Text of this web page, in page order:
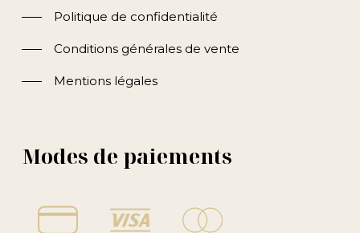
Politique de confidentialité
Conditions générales de vente
Mentions légales
Modes de paiements